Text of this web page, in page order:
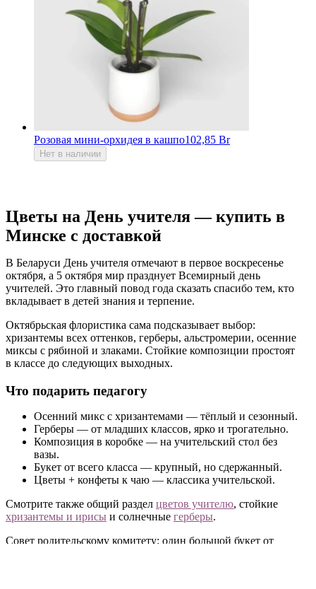
Розовая мини-орхидея в кашпо102,85 Br
Нет в наличии
Цветы на День учителя — купить в
Минске с доставкой
В Беларуси День учителя отмечают в первое воскресенье
октября, а 5 октября мир празднует Всемирный день
учителей. Это главный повод года сказать спасибо тем, кто
вкладывает в детей знания и терпение.
Октябрьская флористика сама подсказывает выбор:
хризантемы всех оттенков, герберы, альстромерии, осенние
миксы с рябиной и злаками. Стойкие композиции простоят
в классе до следующих выходных.
Что подарить педагогу
Осенний микс с хризантемами — тёплый и сезонный.
Герберы — от младших классов, ярко и трогательно.
Композиция в коробке — на учительский стол без
вазы.
Букет от всего класса — крупный, но сдержанный.
Цветы + конфеты к чаю — классика учительской.
Смотрите также общий раздел цветов учителю, стойкие
хризантемы и ирисы и солнечные герберы.
Совет родительскому комитету: один большой букет от